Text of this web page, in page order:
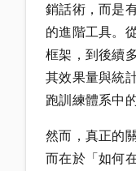
銷話術，而是
的進階工具。
框架，到後續
其效果量與統
跑訓練體系中
然而，真正的
而在於「如何